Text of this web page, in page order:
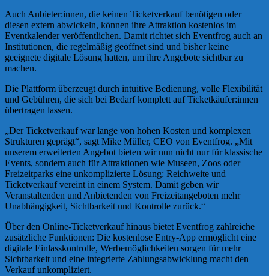
Auch Anbieter:innen, die keinen Ticketverkauf benötigen oder
diesen extern abwickeln, können ihre Attraktion kostenlos im
Eventkalender veröffentlichen. Damit richtet sich Eventfrog auch an
Institutionen, die regelmäßig geöffnet sind und bisher keine
geeignete digitale Lösung hatten, um ihre Angebote sichtbar zu
machen.
Die Plattform überzeugt durch intuitive Bedienung, volle Flexibilität
und Gebühren, die sich bei Bedarf komplett auf Ticketkäufer:innen
übertragen lassen.
„Der Ticketverkauf war lange von hohen Kosten und komplexen
Strukturen geprägt“, sagt Mike Müller, CEO von Eventfrog. „Mit
unserem erweiterten Angebot bieten wir nun nicht nur für klassische
Events, sondern auch für Attraktionen wie Museen, Zoos oder
Freizeitparks eine unkomplizierte Lösung: Reichweite und
Ticketverkauf vereint in einem System. Damit geben wir
Veranstaltenden und Anbietenden von Freizeitangeboten mehr
Unabhängigkeit, Sichtbarkeit und Kontrolle zurück.“
Über den Online-Ticketverkauf hinaus bietet Eventfrog zahlreiche
zusätzliche Funktionen: Die kostenlose Entry-App ermöglicht eine
digitale Einlasskontrolle, Werbemöglichkeiten sorgen für mehr
Sichtbarkeit und eine integrierte Zahlungsabwicklung macht den
Verkauf unkompliziert.